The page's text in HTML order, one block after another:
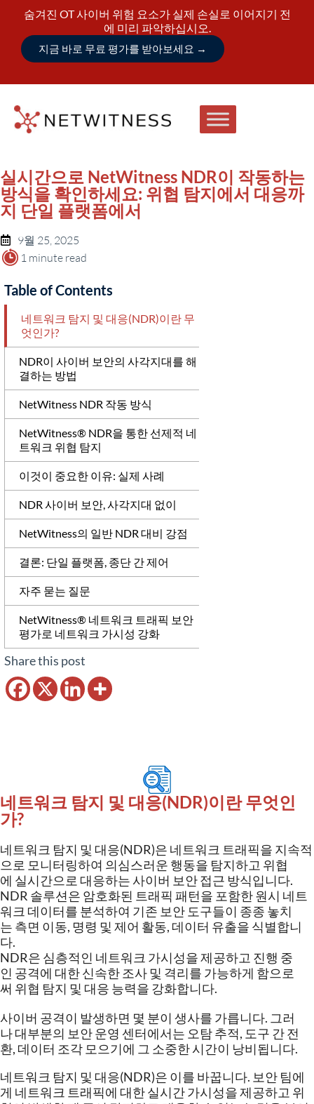
숨겨진 OT 사이버 위험 요소가 실제 손실로 이어지기 전
에 미리 파악하십시오.
지금 바로 무료 평가를 받아보세요 →
실시간으로 NetWitness NDR이 작동하는
방식을 확인하세요: 위협 탐지에서 대응까
지 단일 플랫폼에서
9월 25, 2025
1 minute read
Table of Contents
네트워크 탐지 및 대응(NDR)이란 무
엇인가?
NDR이 사이버 보안의 사각지대를 해
결하는 방법
NetWitness NDR 작동 방식
NetWitness® NDR을 통한 선제적 네
트워크 위협 탐지
이것이 중요한 이유: 실제 사례
NDR 사이버 보안, 사각지대 없이
NetWitness의 일반 NDR 대비 강점
결론: 단일 플랫폼, 종단 간 제어
자주 묻는 질문
NetWitness® 네트워크 트래픽 보안
평가로 네트워크 가시성 강화
Share this post
네트워크 탐지 및 대응(NDR)이란 무엇인
가?
네트워크 탐지 및 대응(NDR)은 네트워크 트래픽을 지속적
으로 모니터링하여 의심스러운 행동을 탐지하고 위협
에 실시간으로 대응하는 사이버 보안접근 방식입니다.
NDR 솔루션은 암호화된 트래픽 패턴을 포함한원시 네트
워크 데이터를 분석하여 기존 보안 도구들이 종종 놓치
는 측면 이동, 명령 및 제어 활동, 데이터 유출을 식별합니
다.
NDR은 심층적인 네트워크 가시성을제공하고 진행 중
인 공격에 대한신속한 조사 및 격리를 가능하게 함으로
써 위협 탐지 및 대응 능력을 강화합니다.
사이버 공격이 발생하면 몇 분이 생사를 가릅니다. 그러
나대부분의 보안운영 센터에서는 오탐추적, 도구 간전
환, 데이터 조각 모으기에 그 소중한시간이 낭비됩니다.
네트워크 탐지 및 대응(NDR)은 이를 바꿉니다. 보안 팀에
게 네트워크 트래픽에 대한실시간가시성을제공하고 위